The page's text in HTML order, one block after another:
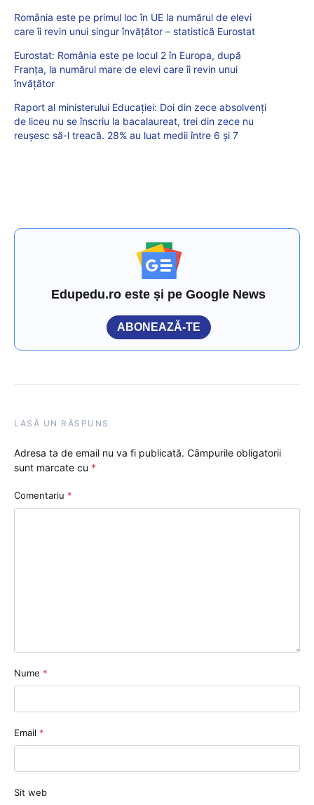
România este pe primul loc în UE la numărul de elevi
care îi revin unui singur învățător – statistică Eurostat
Eurostat: România este pe locul 2 în Europa, după
Franța, la numărul mare de elevi care îi revin unui
învățător
Raport al ministerului Educației: Doi din zece absolvenți
de liceu nu se înscriu la bacalaureat, trei din zece nu
reuşesc să-l treacă. 28% au luat medii între 6 și 7
Edupedu.ro este și pe Google News
ABONEAZĂ-TE
LASĂ UN RĂSPUNS
Adresa ta de email nu va fi publicată. Câmpurile obligatorii
sunt marcate cu *
Comentariu *
Nume *
Email *
Sit web